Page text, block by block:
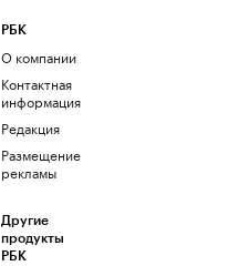
РБК
О компании
Контактная
информация
Редакция
Размещение
рекламы
Другие
продукты
РБК